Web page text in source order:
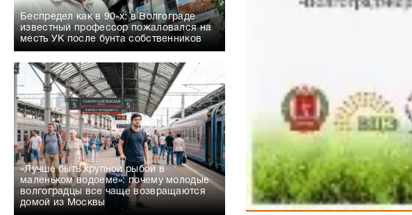
Беспредел как в 90-х: в Волгограде
известный профессор пожаловался на
месть УК после бунта собственников
«Лучше быть крупной рыбой в
маленьком водоеме»: почему молодые
волгоградцы все чаще возвращаются
домой из Москвы